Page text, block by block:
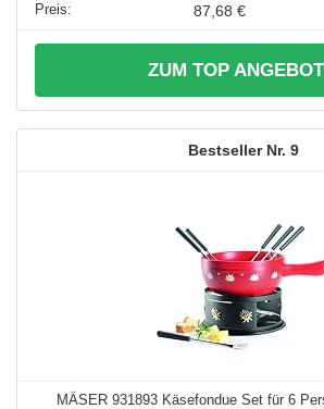
87,68 €
ZUM TOP
9
MÄSER 931893 Käsefondue Set für 6